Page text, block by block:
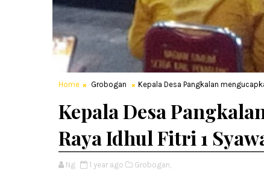
Home Grobogan Kepala Desa Pangkalan
Kepala Desa
Raya Idhul Fitri 1
Ng 1 year ago Grobogan,